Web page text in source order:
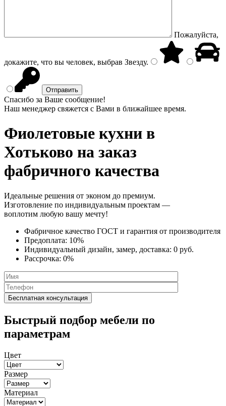
Пожалуйста,
докажите, что вы человек, выбрав Звезду.
Спасибо за Ваше сообщение!
Наш менеджер свяжется с Вами в ближайшее время.
Фиолетовые кухни в
Хотьково на заказ
фабричного качества
Идеальные решения от эконом до премиум.
Изготовление по индивидуальным проектам —
воплотим любую вашу мечту!
Фабричное качество ГОСТ и гарантия от производителя
Предоплата: 10%
Индивидуальный дизайн, замер, доставка: 0 руб.
Рассрочка: 0%
Быстрый подбор мебели по
параметрам
Цвет
Размер
Материал